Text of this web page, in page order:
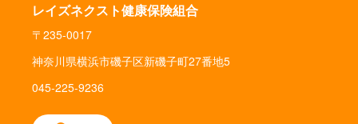
レイズネクスト健康保険組合
〒235-0017
神奈川県横浜市磯子区新磯子町27番地5
045-225-9236